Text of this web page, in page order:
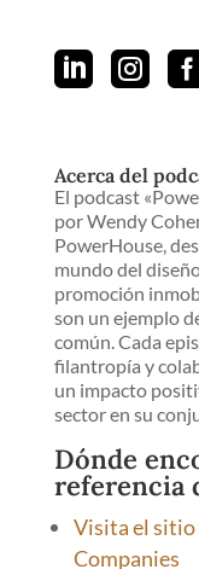
 
Acerca del
El podcast
por Wendy
PowerHouse,
mundo del
promoción
son un ejemplo
común. Cada
filantropía y
un impacto
sector en su
Dónde
referencia
Visita el sitio
Companies